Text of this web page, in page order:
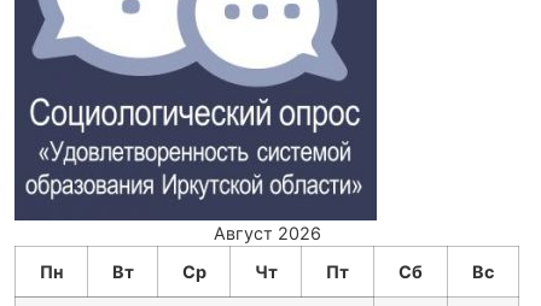
Август 2026
Пн
Вт Ср Чт Пт Сб Вс